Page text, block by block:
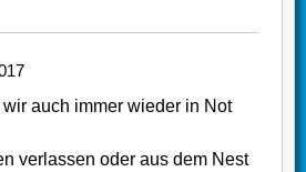
auch immer wieder in Not
verlassen oder aus dem Nest